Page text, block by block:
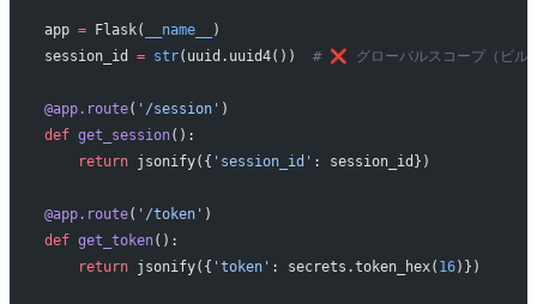
app = Flask( __name__
)
session_id = str(uuid.uuid4()) # ❌ グローバルスコープ（ビル
@app.route( '/session' )
def get_session():
    return
jsonify({ 'session_id' : session_id})
@app.route( '/token' )
def get_token():
    return
jsonify({ 'token' : secrets.token_hex( 16)})